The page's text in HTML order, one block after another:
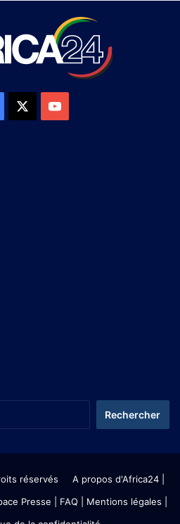
réservés A propos d'Africa24|
Presse | FAQ | Mentions légales